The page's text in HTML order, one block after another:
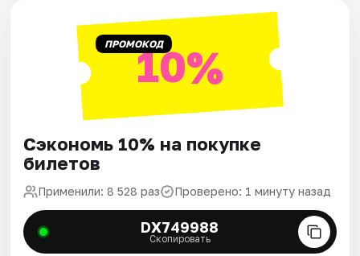
ПРОМОКОД10%
Сэкономь 10% на покупке
билетов
Применили: 8 528 раз Проверено: 1 минуту назад
DX749988
Скопировать